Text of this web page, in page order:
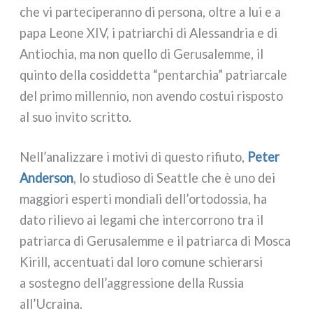
che vi par­te­ci­pe­ran­no di per­so­na, oltre a lui e a
papa Leone XIV, i patriar­chi di Alessandria e di
Antiochia, ma non quel­lo di Gerusalemme, il
quin­to del­la cosid­det­ta “pen­tar­chia” patriar­ca­le
del pri­mo mil­len­nio, non aven­do costui rispo­sto
al suo invi­to scrit­to.
Nell’analizzare i moti­vi di que­sto rifiu­to, Peter
Anderson, lo stu­dio­so di Seattle che è uno dei
mag­gio­ri esper­ti mon­dia­li dell’ortodossia, ha
dato rilie­vo ai lega­mi che inter­cor­ro­no tra il
patriar­ca di Gerusalemme e il patriar­ca di Mosca
Kirill, accen­tua­ti dal loro comu­ne schie­rar­si
a soste­gno dell’aggressione del­la Russia
all’Ucraina.